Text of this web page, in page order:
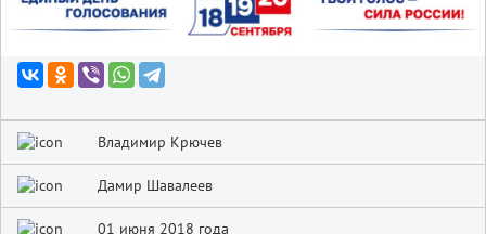
Владимир Крючев
Дамир Шавалеев
01 июня 2018 года